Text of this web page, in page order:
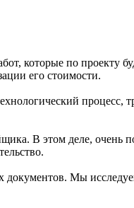
которые по проекту
его стоимости.
процесс,
В этом деле, очень
Мы